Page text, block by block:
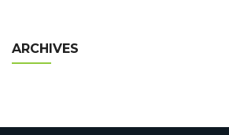
ARCHIVES